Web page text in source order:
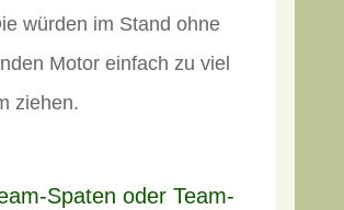
würden im Stand ohne
Motor einfach zu viel
ziehen.
Spaten oder Team-